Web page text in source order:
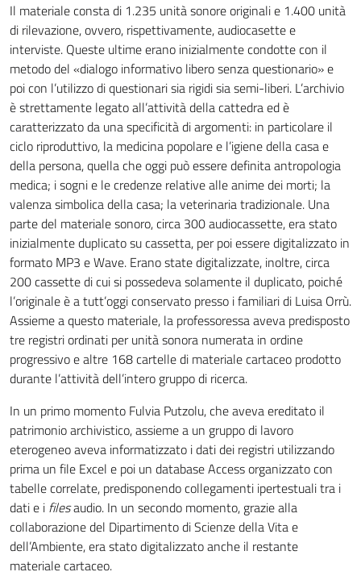
Il materiale consta di 1.235 unità sonore originali e 1.400 unità
di rilevazione, ovvero, rispettivamente, audiocasette e
interviste. Queste ultime erano inizialmente condotte con il
metodo del «dialogo informativo libero senza questionario» e
poi con l’utilizzo di questionari sia rigidi sia semi-liberi. L’archivio
è strettamente legato all’attività della cattedra ed è
caratterizzato da una specificità di argomenti: in particolare il
ciclo riproduttivo, la medicina popolare e l’igiene della casa e
della persona, quella che oggi può essere definita antropologia
medica; i sogni e le credenze relative alle anime dei morti; la
valenza simbolica della casa; la veterinaria tradizionale. Una
parte del materiale sonoro, circa 300 audiocassette, era stato
inizialmente duplicato su cassetta, per poi essere digitalizzato in
formato MP3 e Wave. Erano state digitalizzate, inoltre, circa
200 cassette di cui si possedeva solamente il duplicato, poiché
l’originale è a tutt’oggi conservato presso i familiari di Luisa Orrù.
Assieme a questo materiale, la professoressa aveva predisposto
tre registri ordinati per unità sonora numerata in ordine
progressivo e altre 168 cartelle di materiale cartaceo prodotto
durante l’attività dell’intero gruppo di ricerca.
In un primo momento Fulvia Putzolu, che aveva ereditato il
patrimonio archivistico, assieme a un gruppo di lavoro
eterogeneo aveva informatizzato i dati dei registri utilizzando
prima un file Excel e poi un database Access organizzato con
tabelle correlate, predisponendo collegamenti ipertestuali tra i
dati e i filesaudio. In un secondo momento, grazie alla
collaborazione del Dipartimento di Scienze della Vita e
dell’Ambiente, era stato digitalizzato anche il restante
materiale cartaceo.